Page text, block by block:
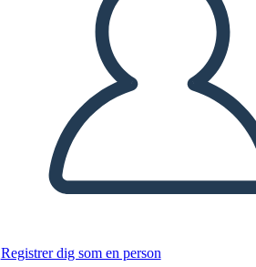
Registrer dig som en person